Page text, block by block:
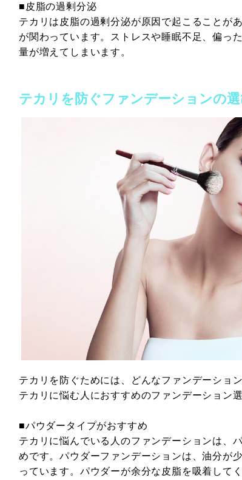
■皮脂の過剰分泌
テカリは皮脂の過剰分泌が原因で起こることが
が関わっています。ストレスや睡眠不足、偏っ
量が増えてしまいます。
テカリを防ぐファンデーションの
テカリを防ぐためには、どんなファンデーショ
テカリに悩む人におすすめのファンデーション
■パウダータイプがおすすめ
テカリに悩んでいる人のファンデーションは、
めです。パウダーファンデーションは、油分が
っています。パウダーが余分な皮脂を吸着して